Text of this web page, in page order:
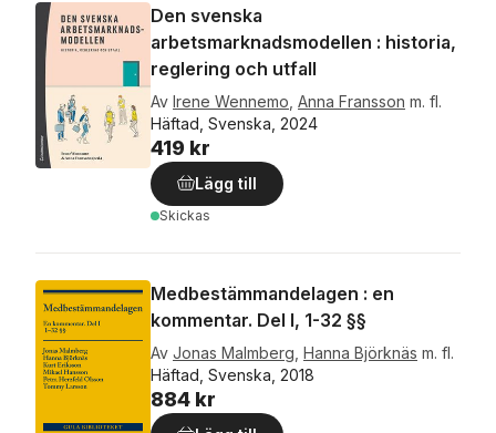
Den svenska
arbetsmarknadsmodellen : historia,
reglering och utfall
Av Irene Wennemo Anna Fransson m. fl.
Häftad, Svenska, 2024
419 kr
Lägg till
Skickas
Medbestämmandelagen : en
kommentar. Del I, 1-32 §§
Av Jonas Malmberg Hanna Björknäs m. fl.
Häftad, Svenska, 2018
884 kr